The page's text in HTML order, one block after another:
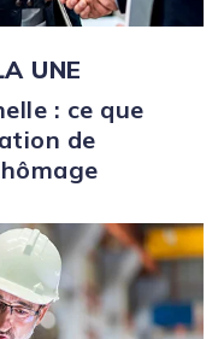
UNE
: ce que
de